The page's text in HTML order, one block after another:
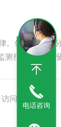
。例如，通过
测报表，如日
访问量：559
电话咨询